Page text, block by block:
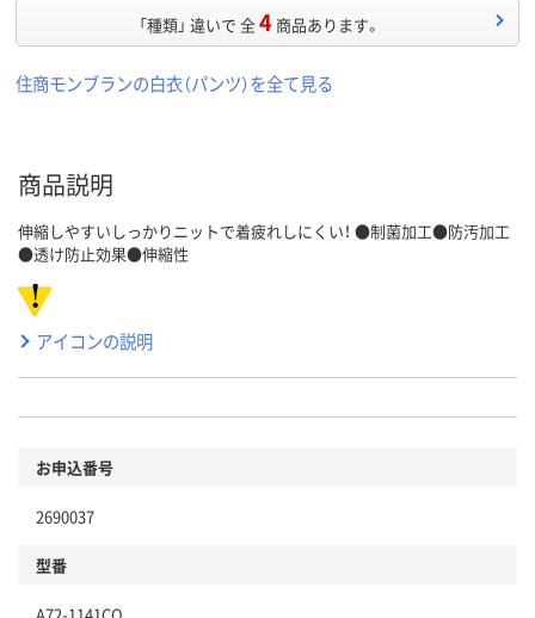
「種類」 違いで 全4 商品あります。
住商モンブランの白衣（パンツ）を全て見る
商品説明
伸縮しやすいしっかりニットで着疲れしにくい！ ●制菌加工●防汚加工
●透け防止効果●伸縮性
アイコンの説明
お申込番号
2690037
型番